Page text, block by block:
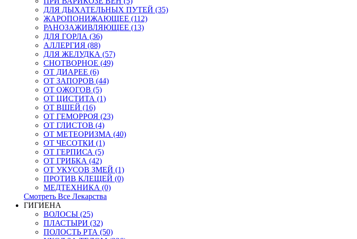
ДЛЯ ДЫХАТЕЛЬНЫХ ПУТЕЙ (35)
ЖАРОПОНИЖАЮЩЕЕ (112)
РАНОЗАЖИВЛЯЮЩЕЕ (13)
ДЛЯ ГОРЛА (36)
АЛЛЕРГИЯ (88)
ДЛЯ ЖЕЛУДКА (57)
СНОТВОРНОЕ (49)
ОТ ДИАРЕЕ (6)
ОТ ЗАПОРОВ (44)
ОТ ОЖОГОВ (5)
ОТ ЦИСТИТА (1)
ОТ ВШЕЙ (16)
ОТ ГЕМОРРОЯ (23)
ОТ ГЛИСТОВ (4)
ОТ МЕТЕОРИЗМА (40)
ОТ ЧЕСОТКИ (1)
ОТ ГЕРПИСА (5)
ОТ ГРИБКА (42)
ОТ УКУСОВ ЗМЕЙ (1)
ПРОТИВ КЛЕЩЕЙ (0)
МЕДТЕХНИКА (0)
Смотреть Все Лекарства
ГИГИЕНА
ВОЛОСЫ (25)
ПЛАСТЫРИ (32)
ПОЛОСТЬ РТА (50)